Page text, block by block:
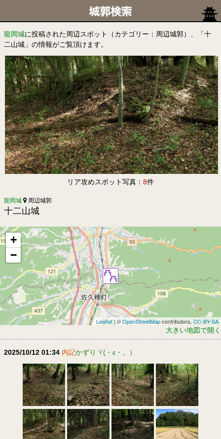
龍岡城に投稿された周辺スポット（カテゴリー：周辺城郭）、「十
二山城」の情報がご覧頂けます。
リア攻めスポット写真： 8件
龍岡城 周辺城郭
十二山城
+
−
Leaflet| ©OpenStreetMapcontributors, CC-BY-SA
大きい地図で開く
2025/10/12 01:34 内記かずりヾ(・ε・。）